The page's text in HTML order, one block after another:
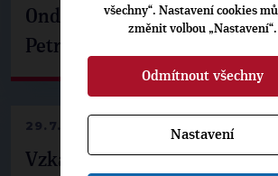
Ondřej Havel jednal s
Petrem Pavlem
29.7.2026
Vzkaz Matěje Ondřeje Havla
všechny“. Nastavení cookies
změnit volbou „Nastavení“.
Odmítnout všechny
Nastavení